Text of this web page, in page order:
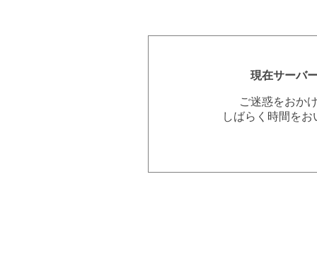
現在サーバ
ご迷惑をおか
しばらく時間を